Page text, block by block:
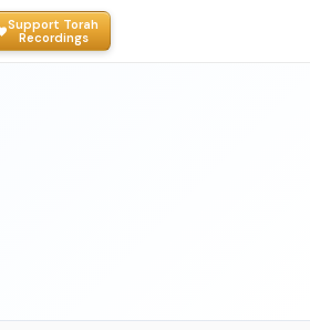
Support Torah
Recordings